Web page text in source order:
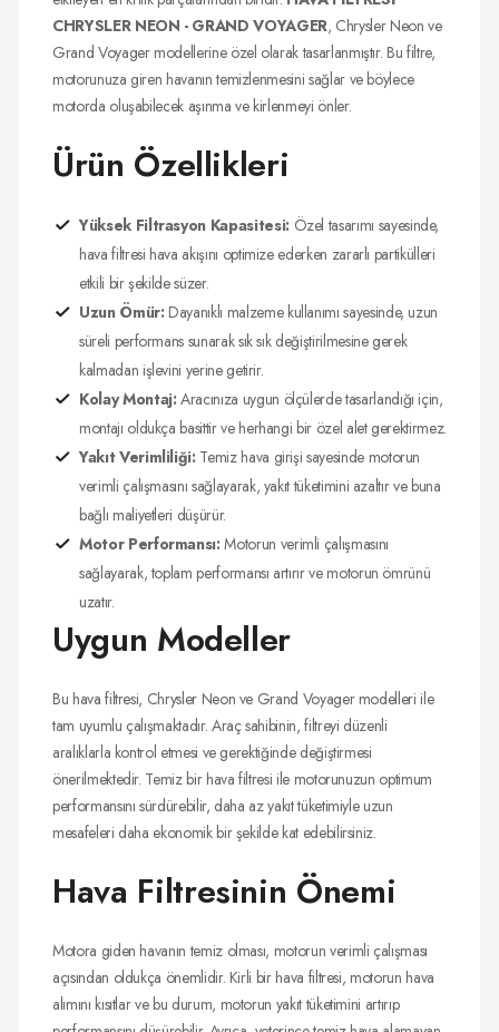
CHRYSLER NEON - GRAND VOYAGER, Chrysler Neon ve
Grand Voyager modellerine özel olarak tasarlanmıştır. Bu filtre,
motorunuza giren havanın temizlenmesini sağlar ve böylece
motorda oluşabilecek aşınma ve kirlenmeyi önler.
Ürün Özellikleri
Yüksek Filtrasyon Kapasitesi: Özel tasarımı sayesinde,
hava filtresi hava akışını optimize ederken zararlı partikülleri
etkili bir şekilde süzer.
Uzun Ömür: Dayanıklı malzeme kullanımı sayesinde, uzun
süreli performans sunarak sık sık değiştirilmesine gerek
kalmadan işlevini yerine getirir.
Kolay Montaj: Aracınıza uygun ölçülerde tasarlandığı için,
montajı oldukça basittir ve herhangi bir özel alet gerektirmez.
Yakıt Verimliliği: Temiz hava girişi sayesinde motorun
verimli çalışmasını sağlayarak, yakıt tüketimini azaltır ve buna
bağlı maliyetleri düşürür.
Motor Performansı: Motorun verimli çalışmasını
sağlayarak, toplam performansı artırır ve motorun ömrünü
uzatır.
Uygun Modeller
Bu hava filtresi, Chrysler Neon ve Grand Voyager modelleri ile
tam uyumlu çalışmaktadır. Araç sahibinin, filtreyi düzenli
aralıklarla kontrol etmesi ve gerektiğinde değiştirmesi
önerilmektedir. Temiz bir hava filtresi ile motorunuzun optimum
performansını sürdürebilir, daha az yakıt tüketimiyle uzun
mesafeleri daha ekonomik bir şekilde kat edebilirsiniz.
Hava Filtresinin Önemi
Motora giden havanın temiz olması, motorun verimli çalışması
açısından oldukça önemlidir. Kirli bir hava filtresi, motorun hava
alımını kısıtlar ve bu durum, motorun yakıt tüketimini artırıp